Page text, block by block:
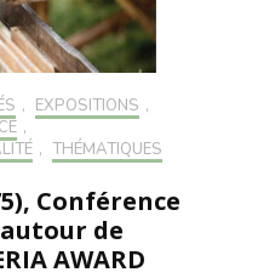
, EXPOSITIONS ,
,
, THÉMATIQUES
Conférence
de
AWARD